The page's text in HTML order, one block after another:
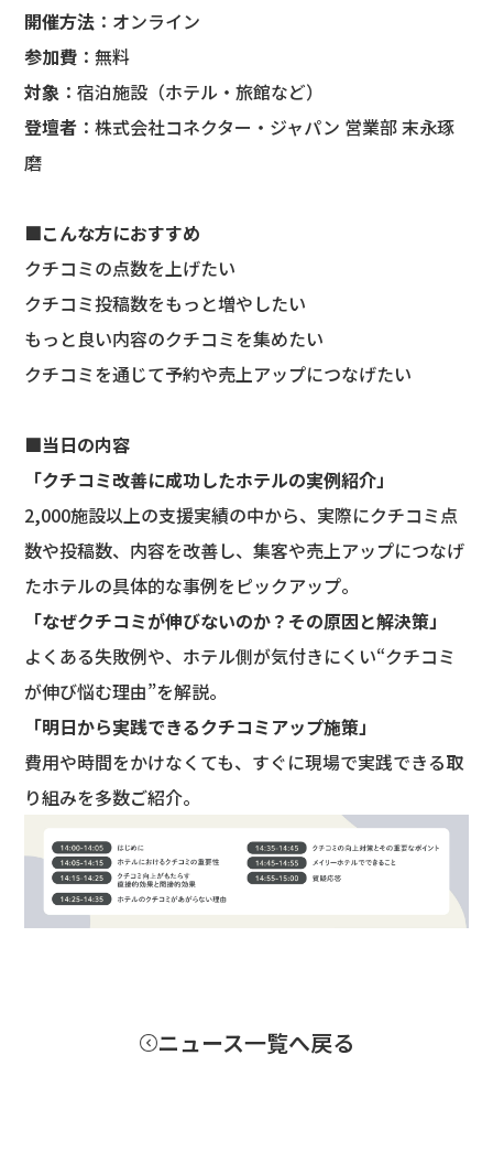
開催方法 ：オンライン
参加費 ：無料
対象 ：宿泊施設（ホテル・旅館など）
登壇者 ：株式会社コネクター・ジャパン 営業部 末永琢
磨
■こんな方におすすめ
クチコミの点数を上げたい
クチコミ投稿数をもっと増やしたい
もっと良い内容のクチコミを集めたい
クチコミを通じて予約や売上アップにつなげたい
■当日の内容
「クチコミ改善に成功したホテルの実例紹介」
2,000施設以上の支援実績の中から、実際にクチコミ点
数や投稿数、内容を改善し、集客や売上アップにつなげ
たホテルの具体的な事例をピックアップ。
「なぜクチコミが伸びないのか？その原因と解決策」
よくある失敗例や、ホテル側が気付きにくい“クチコミ
が伸び悩む理由”を解説。
「明日から実践できるクチコミアップ施策」
費用や時間をかけなくても、すぐに現場で実践できる取
り組みを多数ご紹介。
ニュース一覧へ戻る